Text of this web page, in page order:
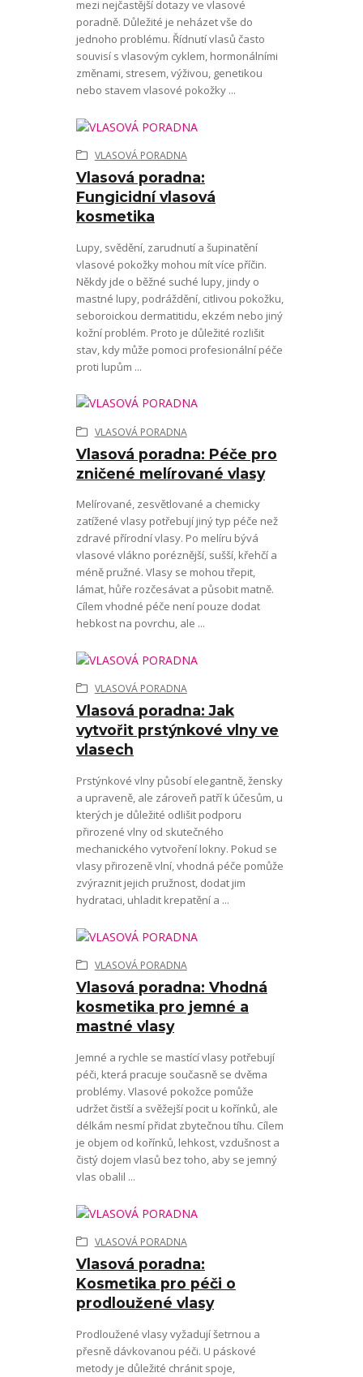
mezi nejčastější dotazy ve vlasové
poradně. Důležité je neházet vše do
jednoho problému. Řídnutí vlasů často
souvisí s vlasovým cyklem, hormonálními
změnami, stresem, výživou, genetikou
nebo stavem vlasové pokožky ...
Vlasová poradna:
Fungicidní vlasová
kosmetika
VLASOVÁ PORADNA
Lupy, svědění, zarudnutí a šupinatění
vlasové pokožky mohou mít více příčin.
Někdy jde o běžné suché lupy, jindy o
mastné lupy, podráždění, citlivou pokožku,
seboroickou dermatitidu, ekzém nebo jiný
kožní problém. Proto je důležité rozlišit
stav, kdy může pomoci profesionální péče
proti lupům ...
Vlasová poradna: Péče pro
zničené melírované vlasy
VLASOVÁ PORADNA
Melírované, zesvětlované a chemicky
zatížené vlasy potřebují jiný typ péče než
zdravé přírodní vlasy. Po melíru bývá
vlasové vlákno poréznější, sušší, křehčí a
méně pružné. Vlasy se mohou třepit,
lámat, hůře rozčesávat a působit matně.
Cílem vhodné péče není pouze dodat
hebkost na povrchu, ale ...
Vlasová poradna: Jak
vytvořit prstýnkové vlny ve
vlasech
VLASOVÁ PORADNA
Prstýnkové vlny působí elegantně, žensky
a upraveně, ale zároveň patří k účesům, u
kterých je důležité odlišit podporu
přirozené vlny od skutečného
mechanického vytvoření lokny. Pokud se
vlasy přirozeně vlní, vhodná péče pomůže
zvýraznit jejich pružnost, dodat jim
hydrataci, uhladit krepatění a ...
Vlasová poradna: Vhodná
kosmetika pro jemné a
mastné vlasy
VLASOVÁ PORADNA
Jemné a rychle se mastící vlasy potřebují
péči, která pracuje současně se dvěma
problémy. Vlasové pokožce pomůže
udržet čistší a svěžejší pocit u kořínků, ale
délkám nesmí přidat zbytečnou tíhu. Cílem
je objem od kořínků, lehkost, vzdušnost a
čistý dojem vlasů bez toho, aby se jemný
vlas obalil ...
Vlasová poradna:
Kosmetika pro péči o
prodloužené vlasy
VLASOVÁ PORADNA
Prodloužené vlasy vyžadují šetrnou a
přesně dávkovanou péči. U páskové
metody je důležité chránit spoje,